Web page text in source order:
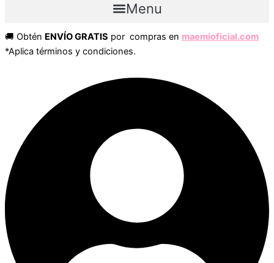
Menu
🚚 Obtén ENVÍO GRATIS por compras en maemioficial.com
*Aplica términos y condiciones.